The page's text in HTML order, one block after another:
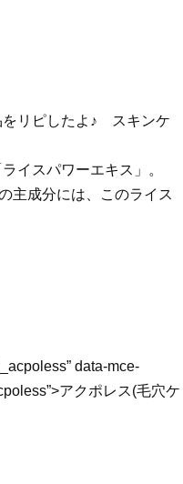
イスパワーエキス」。
主成分には、このライス
data-mce-
アクポレス(毛穴ケ